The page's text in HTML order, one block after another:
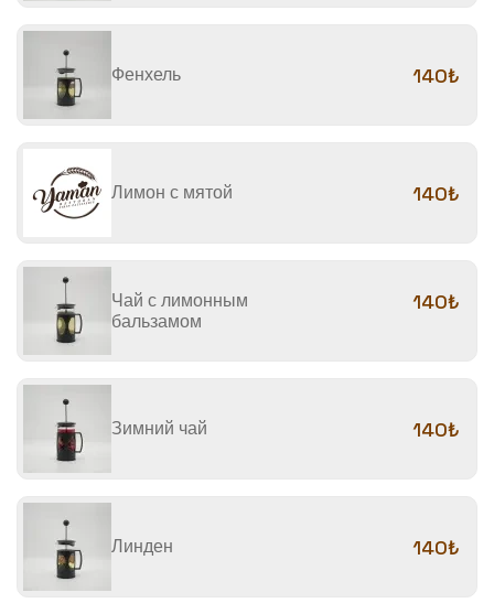
Фенхель 140₺
Лимон с мятой 140₺
Чай с лимонным
бальзамом
140₺
Зимний чай 140₺
Линден 140₺